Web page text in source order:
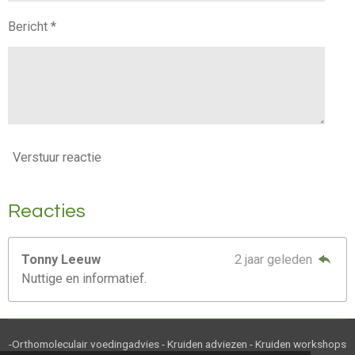
Bericht *
Verstuur reactie
Reacties
Tonny Leeuw
2 jaar geleden
Nuttige en informatief.
-Orthomoleculair voedingadvies - Kruiden adviezen - Kruiden workshops